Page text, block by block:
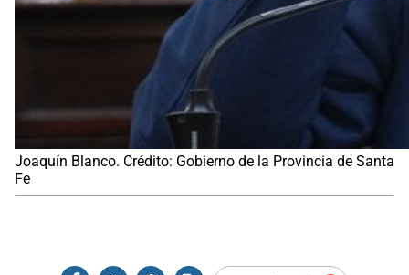
Joaquín Blanco. Crédito: Gobierno de la Provincia de Santa
Fe